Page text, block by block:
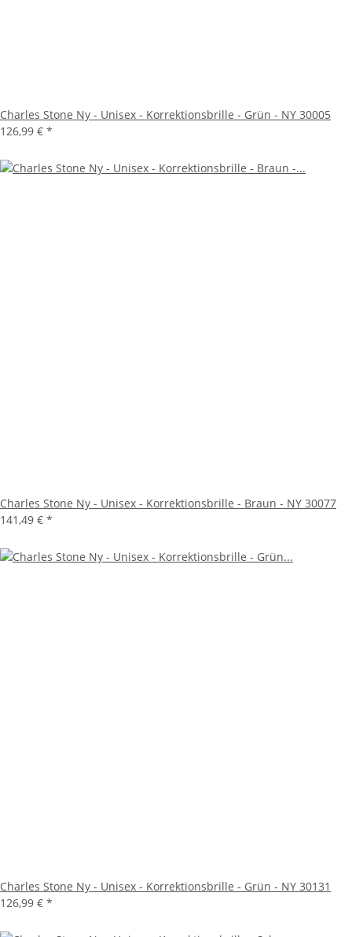
Charles Stone Ny - Unisex - Korrektionsbrille - Grün - NY 30005
126,99 € *
Charles Stone Ny - Unisex - Korrektionsbrille - Braun - NY 30077
141,49 € *
Charles Stone Ny - Unisex - Korrektionsbrille - Grün - NY 30131
126,99 € *